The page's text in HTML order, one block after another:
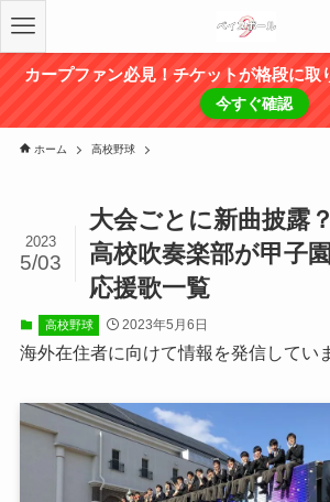
カープファン必見！チケットが格段に取
今すぐ確認
ホーム 高校野球
大会ごとに新曲披露
高校吹奏楽部が甲子
応援歌一覧
2023
5/03
高校野球 2023年5月6日
海外在住者に向けて情報を発信してい